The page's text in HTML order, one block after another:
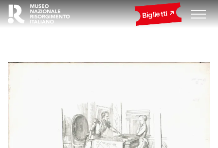
Biglietti